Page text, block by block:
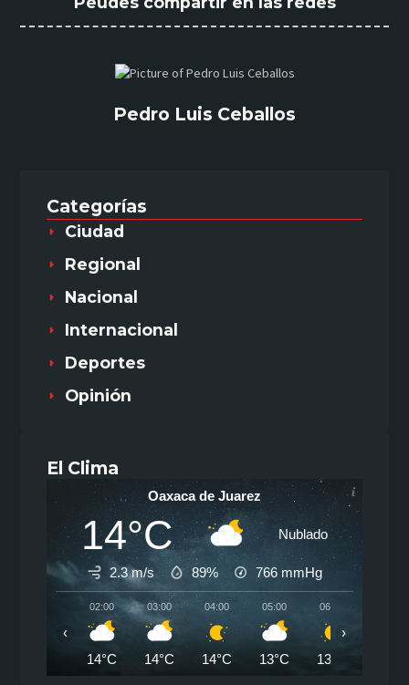
Categorías
Ciudad
Regional
Nacional
Internacional
Deportes
Opinión
El Clima
Oaxaca de Juarez
14°C Nublado
2.3 m/s 89% 766 mmHg
02:00
14°C
03:00
14°C
04:00
14°C
05:00
13°C
06:00
13°C
‹ ›
Pedro Luis Ceballos